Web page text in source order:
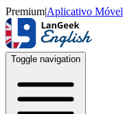
Premium|Aplicativo Móvel
Toggle navigation